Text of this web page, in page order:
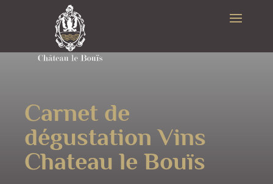
Carnet de
dégustation Vins
Chateau le Bouïs